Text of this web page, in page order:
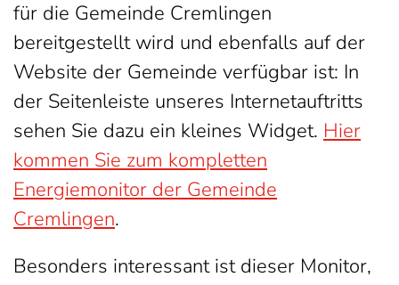
für die Gemeinde Cremlingen
bereitgestellt wird und ebenfalls auf der
Website der Gemeinde verfügbar ist: In
der Seitenleiste unseres Internetauftritts
sehen Sie dazu ein kleines Widget. Hier
kommen Sie zum kompletten
Energiemonitor der Gemeinde
Cremlingen.
Besonders interessant ist dieser Monitor,